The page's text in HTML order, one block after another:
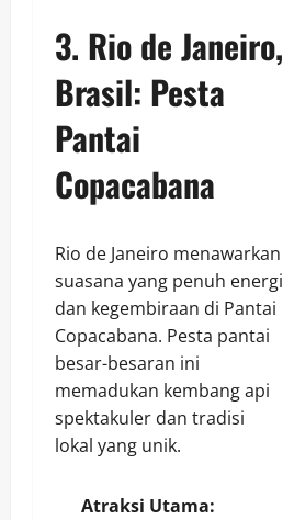
3. Rio de Janeiro,
Brasil: Pesta
Pantai
Copacabana
Rio de Janeiro menawarkan
suasana yang penuh energi
dan kegembiraan di Pantai
Copacabana. Pesta pantai
besar-besaran ini
memadukan kembang api
spektakuler dan tradisi
lokal yang unik.
Atraksi Utama: